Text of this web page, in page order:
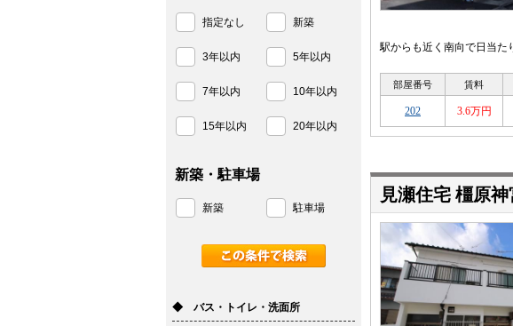
駅からも近く南向で日当た
部屋番号 賃料
202 3.6万円
見瀬住宅 橿原
指定なし 新築
3年以内 5年以内
7年以内 10年以内
15年以内 20年以内
新築・駐車場
新築 駐車場
◆ バス・トイレ・洗面所